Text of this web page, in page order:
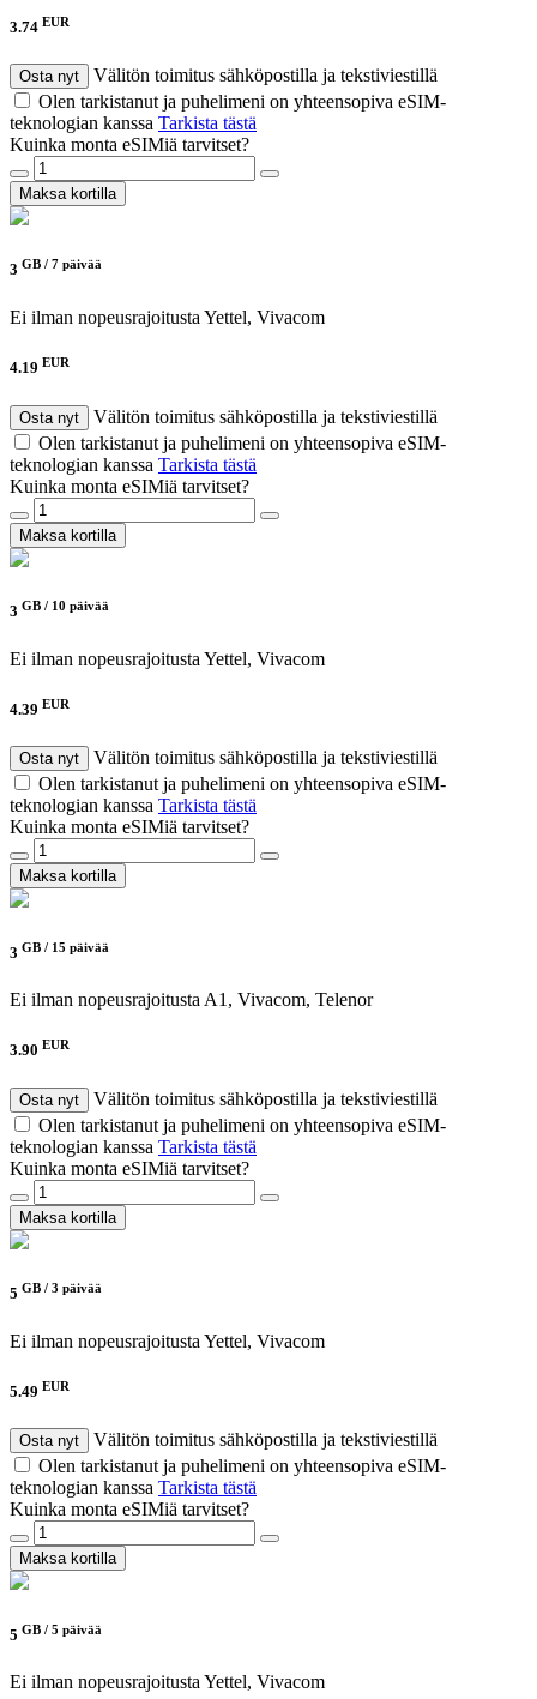
3.74 EUR
Osta nyt
Välitön toimitus sähköpostilla ja tekstiviestillä
Olen tarkistanut ja puhelimeni on yhteensopiva eSIM-
teknologian kanssa Tarkista tästä
Kuinka monta eSIMiä tarvitset?
Maksa kortilla
3 GB / 7 päivää
Ei ilman nopeusrajoitusta Yettel, Vivacom
4.19 EUR
Osta nyt
Välitön toimitus sähköpostilla ja tekstiviestillä
Olen tarkistanut ja puhelimeni on yhteensopiva eSIM-
teknologian kanssa Tarkista tästä
Kuinka monta eSIMiä tarvitset?
Maksa kortilla
3 GB / 10 päivää
Ei ilman nopeusrajoitusta Yettel, Vivacom
4.39 EUR
Osta nyt
Välitön toimitus sähköpostilla ja tekstiviestillä
Olen tarkistanut ja puhelimeni on yhteensopiva eSIM-
teknologian kanssa Tarkista tästä
Kuinka monta eSIMiä tarvitset?
Maksa kortilla
3 GB / 15 päivää
Ei ilman nopeusrajoitusta A1, Vivacom, Telenor
3.90 EUR
Osta nyt
Välitön toimitus sähköpostilla ja tekstiviestillä
Olen tarkistanut ja puhelimeni on yhteensopiva eSIM-
teknologian kanssa Tarkista tästä
Kuinka monta eSIMiä tarvitset?
Maksa kortilla
5 GB / 3 päivää
Ei ilman nopeusrajoitusta Yettel, Vivacom
5.49 EUR
Osta nyt
Välitön toimitus sähköpostilla ja tekstiviestillä
Olen tarkistanut ja puhelimeni on yhteensopiva eSIM-
teknologian kanssa Tarkista tästä
Kuinka monta eSIMiä tarvitset?
Maksa kortilla
5 GB / 5 päivää
Ei ilman nopeusrajoitusta Yettel, Vivacom